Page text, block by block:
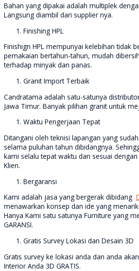
Bahan yang dipakai adalah multiplek
Langsung diambil dari supplier nya.
Finishing HPL
Finishign HPL mempunyai kelebihan tidak
pemakaian bertahun-tahun, mudah
terhadap minyak dan panas.
Granit Import Terbaik
Candratama adalah satu-satunya
Jawa Timur. Banyak pilihan granit untuk
Waktu Pengerjaan Tepat
Ditangani oleh teknisi lapangan yang
selama puluhan tahun dibidangnya.
kami selalu tepat waktu dan sesuai
Klien.
Bergaransi
Kami adalah jasa yang bergerak dibidang
menawarkan konsep dan ide yang
Hanya Kami satu satunya Furniture yang
GARANSI.
Gratis Survey Lokasi dan Desain 3D
Gratis survey ke lokasi anda dan anda
Interior Anda 3D GRATIS.